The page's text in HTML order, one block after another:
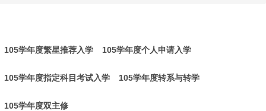
105学年度繁星推荐入学 105学年度个人申请入学
105学年度指定科目考试入学 105学年度转系与转学
105学年度双主修